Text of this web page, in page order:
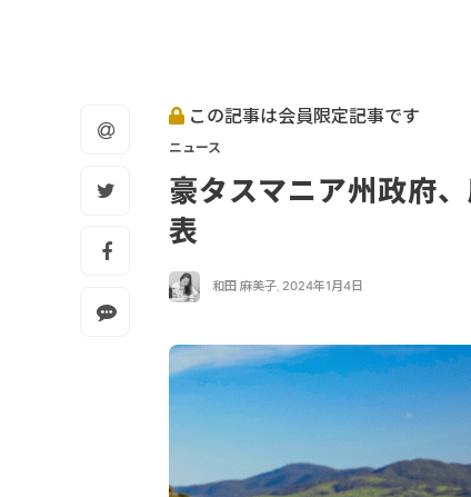
この記事は会員限定記事です
ニュース
豪タスマニア州政府
表
和田 麻美子, 2024年1月4日